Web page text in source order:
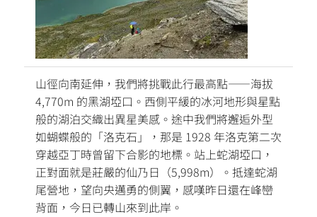
山徑向南延伸，我們將挑戰此行最高點——海拔
4,770m 的黑湖埡口。西側平緩的冰河地形與星點
般的湖泊交織出異星美感。途中我們將邂逅外型
如蝴蝶般的「洛克石」，那是 1928 年洛克第二次
穿越亞丁時曾留下合影的地標。站上蛇湖埡口，
正對面就是莊嚴的仙乃日（5,998m）。抵達蛇湖
尾營地，望向央邁勇的側翼，感嘆昨日還在峰巒
背面，今日已轉山來到此岸。